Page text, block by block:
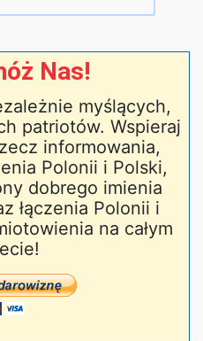
Nas!
myślących,
patriotów. Wspieraj
informowania,
Polonii i Polski,
dobrego imienia
łączenia Polonii i
na całym